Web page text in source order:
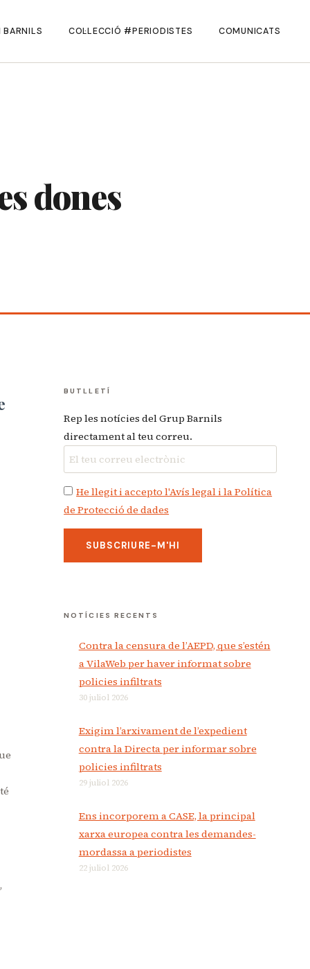
BARNILS COL·LECCIÓ #PERIODISTES COMUNICATS
dones
BUTLLETÍ
Rep les notícies del Grup Barnils
directament al teu correu.
He llegit i accepto l'Avís legal i la Política
de Protecció de dades
NOTÍCIES RECENTS
Contra la censura de l’AEPD, que s’estén
a VilaWeb per haver informat sobre
policies infiltrats
30 juliol 2026
Exigim l’arxivament de l’expedient
contra la Directa per informar sobre
policies infiltrats
29 juliol 2026
Ens incorporem a CASE, la principal
xarxa europea contra les demandes-
mordassa a periodistes
22 juliol 2026